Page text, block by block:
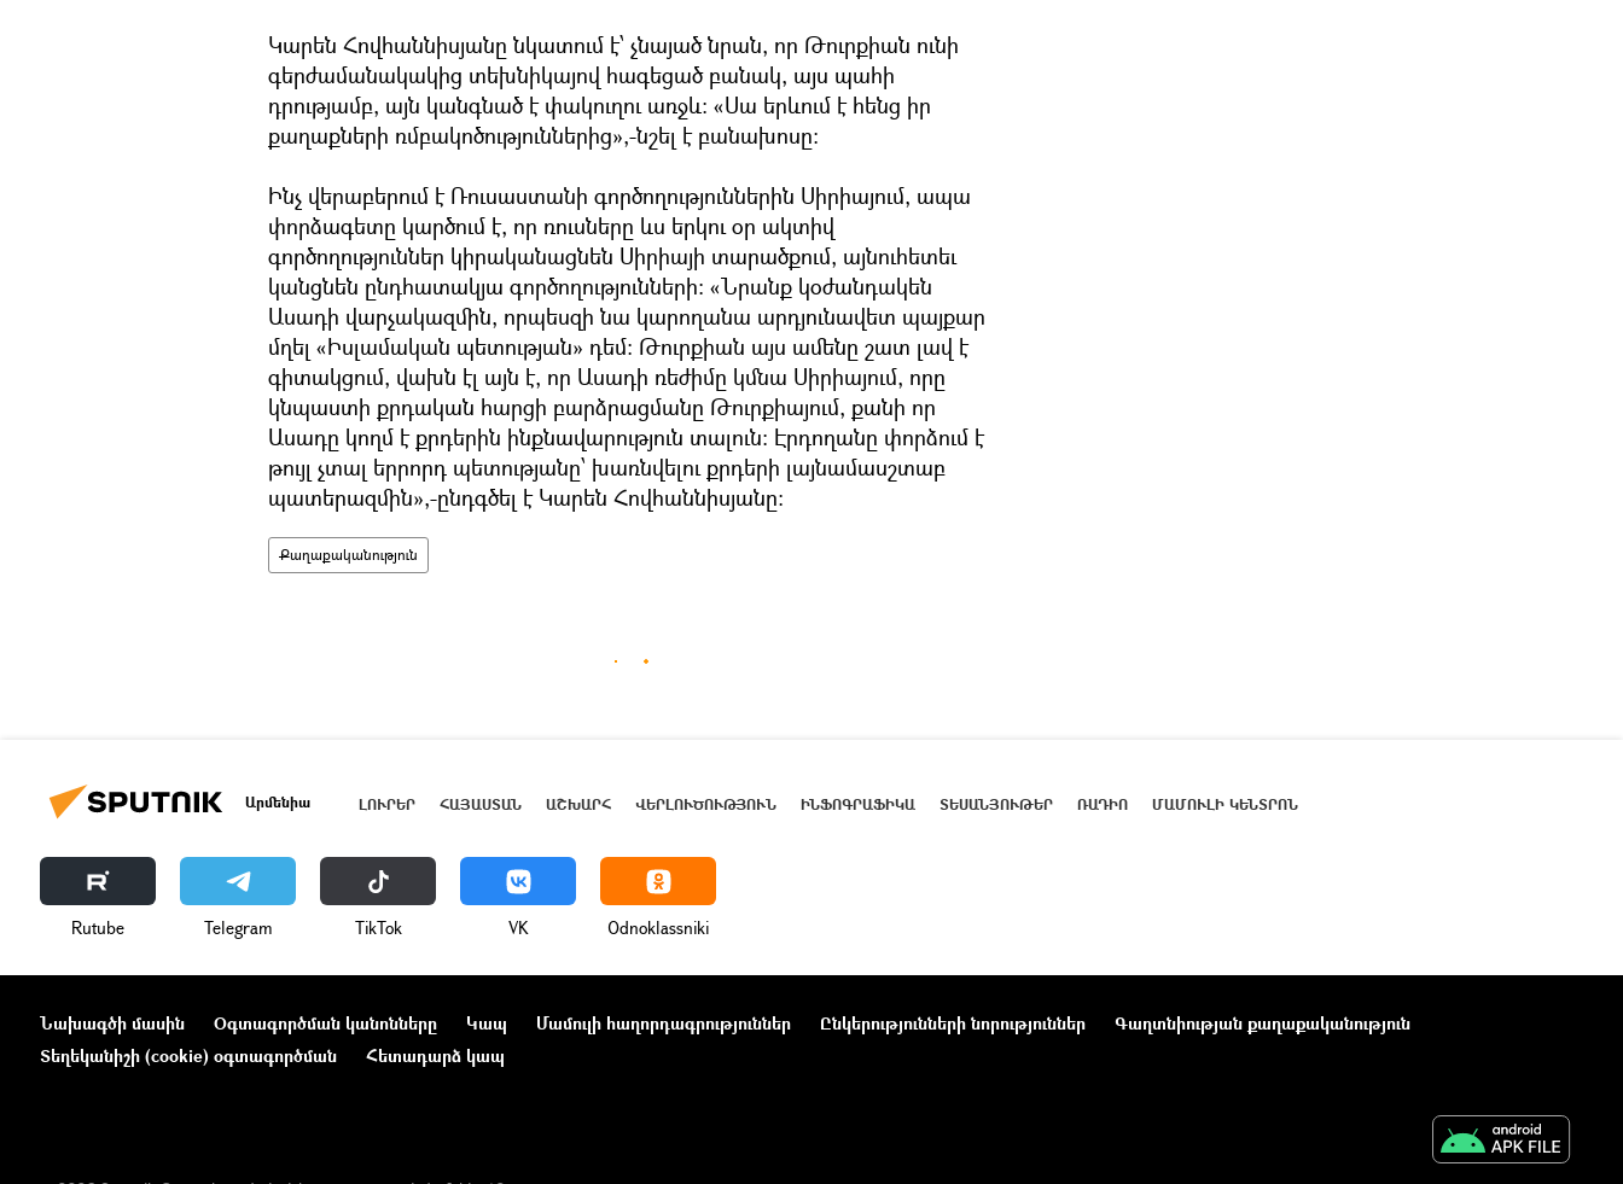
Կարեն Հովհաննիսյանը նկատում է՝ չնայած նրան, որ Թուրքիան ունի
գերժամանակակից տեխնիկայով հագեցած բանակ, այս պահի
դրությամբ, այն կանգնած է փակուղու առջև: «Սա երևում է հենց իր
քաղաքների ռմբակոծություններից»,-նշել է բանախոսը:
Ինչ վերաբերում է Ռուսաստանի գործողություններին Սիրիայում, ապա
փորձագետը կարծում է, որ ռուսները ևս երկու օր ակտիվ
գործողություններ կիրականացնեն Սիրիայի տարածքում, այնուհետեւ
կանցնեն ընդհատակյա գործողությունների: «Նրանք կօժանդակեն
Ասադի վարչակազմին, որպեսզի նա կարողանա արդյունավետ պայքար
մղել «Իսլամական պետության» դեմ: Թուրքիան այս ամենը շատ լավ է
գիտակցում, վախն էլ այն է, որ Ասադի ռեժիմը կմնա Սիրիայում, որը
կնպաստի քրդական հարցի բարձրացմանը Թուրքիայում, քանի որ
Ասադը կողմ է քրդերին ինքնավարություն տալուն: Էրդողանը փորձում է
թույլ չտալ երրորդ պետությանը՝ խառնվելու քրդերի լայնամասշտաբ
պատերազմին»,-ընդգծել է Կարեն Հովհաննիսյանը:
Քաղաքականություն
Արմենիա ԼՈՒՐԵՐ ՀԱՅԱՍՏԱՆ ԱՇԽԱՐՀ ՎԵՐԼՈՒԾՈՒԹՅՈՒՆ ԻՆՖՈԳՐԱՖԻԿԱ ՏԵՍԱՆՅՈՒԹԵՐ ՌԱԴԻՈ ՄԱՄՈՒԼԻ ԿԵՆՏՐՈՆ
Rutube Telegram ТikТоk VK Odnoklassniki
Նախագծի մասին Օգտագործման կանոնները Կապ Մամուլի հաղորդագրություններ Ընկերությունների նորություններ
Գաղտնիության քաղաքականություն
Տեղեկանիշի (cookie) օգտագործման
Հետադարձ կապ